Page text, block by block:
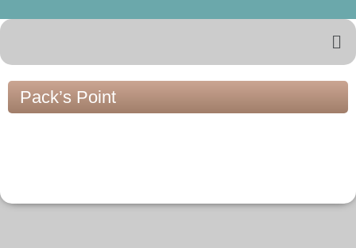
Pack’s Point